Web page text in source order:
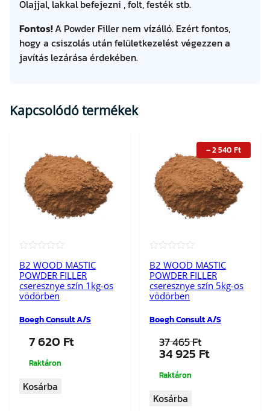
Olajjal, lakkal befejezni , folt, festék stb.
Fontos!A Powder Filler nem vízálló. Ezért fontos,
hogy a csiszolás után felületkezelést végezzen a
javítás lezárása érdekében.
Kapcsolódó termékek
B2 WOOD MASTIC
POWDER FILLER
cseresznye szín 1kg-os
vödörben
Boegh Consult A/S
7 620 Ft
Raktáron
Kosárba
–2 540 Ft
B2 WOOD MASTIC
POWDER FILLER
cseresznye szín 5kg-os
vödörben
Boegh Consult A/S
37 465Ft
Original
was:
465 Ft.
34 925 FtCurrent
Raktáron
Kosárba